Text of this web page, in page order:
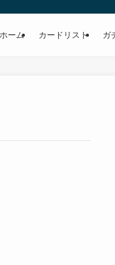
式ブログです。 | ヒースの快適ド
ホーム カードリスト ガ